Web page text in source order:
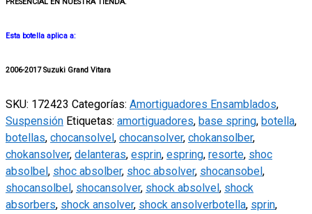
PRESENCIAL EN NUESTRA TIENDA.
Esta botella aplica a:
2006-2017 Suzuki Grand Vitara
SKU: 172423 Categorías: Amortiguadores Ensamblados,
Suspensión Etiquetas: amortiguadores, base spring, botella,
botellas, chocansolvel , chocansolver, chokansolber,
chokansolver, delanteras, esprin, espring, resorte, shoc
absolbel , shoc absolber, shoc absolver, shocansobel ,
shocansolbel , shocansolver, shock absolvel , shock
absorbers, shock ansolver, shock ansolverbotella, sprin,